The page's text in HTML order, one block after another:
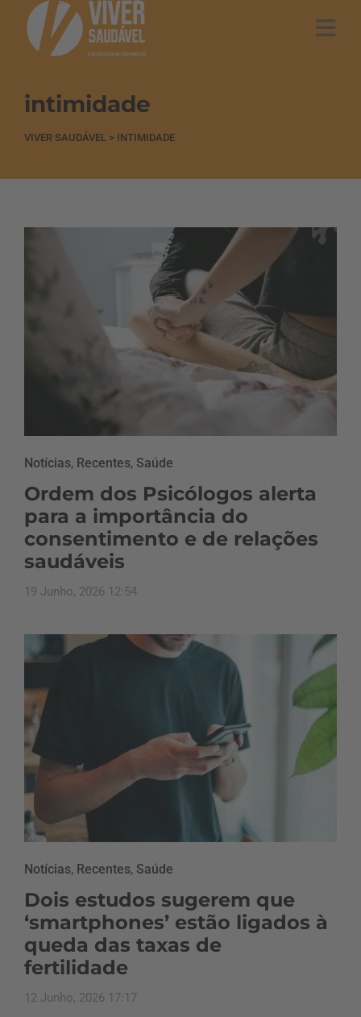
intimidade
VIVER SAUDÁVEL > INTIMIDADE
Notícias, Recentes, Saúde
Ordem dos Psicólogos alerta
para a importância do
consentimento e de relações
saudáveis
19 Junho, 2026 12:54
Notícias, Recentes, Saúde
Dois estudos sugerem que
‘smartphones’ estão ligados à
queda das taxas de
fertilidade
12 Junho, 2026 17:17